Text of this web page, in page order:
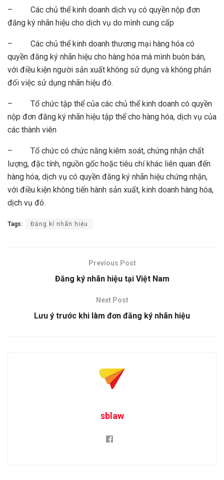
– Các chủ thể kinh doanh dịch vụ có quyền nộp đơn
đăng ký nhãn hiệu cho dịch vụ do mình cung cấp
– Các chủ thể kinh doanh thương mại hàng hóa có
quyền đăng ký nhãn hiệu cho hàng hóa mà mình buôn bán,
với điều kiện người sản xuất không sử dụng và không phản
đối việc sử dụng nhãn hiệu đó.
– Tổ chức tập thể của các chủ thể kinh doanh có quyền
nộp đơn đăng ký nhãn hiệu tập thể cho hàng hóa, dịch vụ của
các thành viên
– Tổ chức có chức năng kiêm soát, chứng nhận chất
lượng, đặc tính, nguồn gốc hoặc tiêu chí khác liên quan đến
hàng hóa, dịch vụ có quyền đăng ký nhãn hiệu chứng nhận,
với điều kiện không tiến hành sản xuất, kinh doanh hàng hóa,
dịch vụ đó.
Tags: Đăng kí nhãn hiệu
Previous Post
Đăng ký nhãn hiệu tại Việt Nam
Next Post
Lưu ý trước khi làm đơn đăng ký nhãn hiệu
sblaw